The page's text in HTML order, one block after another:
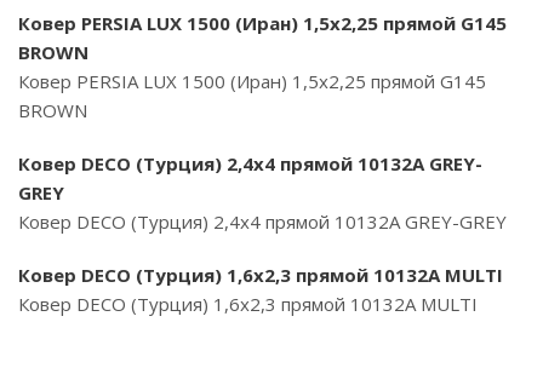
Ковер PERSIA LUX 1500 (Иран) 1,5х2,25 прямой G145
BROWN
Ковер PERSIA LUX 1500 (Иран) 1,5х2,25 прямой G145
BROWN
Ковер DECO (Турция) 2,4х4 прямой 10132A GREY-
GREY
Ковер DECO (Турция) 2,4х4 прямой 10132A GREY-GREY
Ковер DECO (Турция) 1,6х2,3 прямой 10132A MULTI
Ковер DECO (Турция) 1,6х2,3 прямой 10132A MULTI